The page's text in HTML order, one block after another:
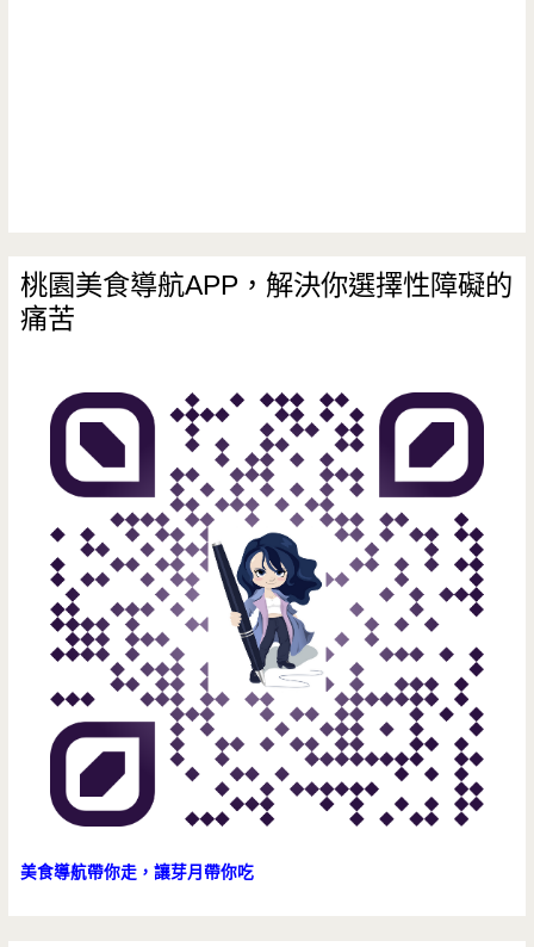
桃園美食導航APP，解決你選擇性障礙的
痛苦
美食導航帶你走，讓芽月帶你吃